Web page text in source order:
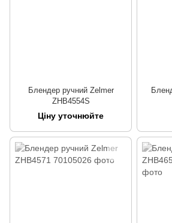
Блендер ручний Zelmer
ZHB4554S
Ціну уточнюйте